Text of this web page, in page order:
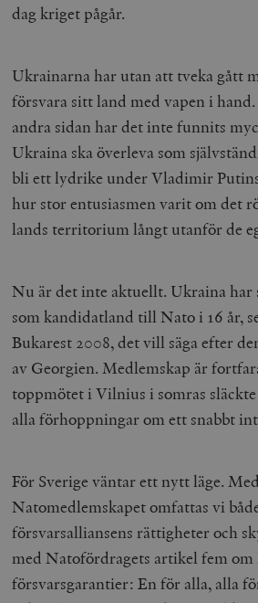
dag kriget pågår.
Ukrainarna har utan att tveka gått
försvara sitt land med vapen i
andra sidan har det inte funnits
Ukraina ska överleva som
bli ett lydrike under Vladimir
hur stor entusiasmen varit om det
lands territorium långt utanför de
Nu är det inte aktuellt. Ukraina har
som kandidatland till Nato i 16 år,
Bukarest 2008, det vill säga efter
av Georgien. Medlemskap är
toppmötet i Vilnius i somras
alla förhoppningar om ett snabbt
För Sverige väntar ett nytt läge. Med
Natomedlemskapet omfattas vi
försvarsalliansens rättigheter och
med Natofördragets artikel fem
försvarsgarantier: En för alla, alla